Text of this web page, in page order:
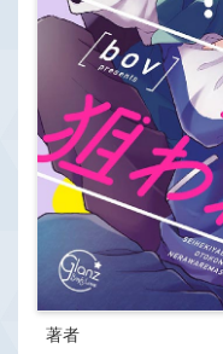
著者